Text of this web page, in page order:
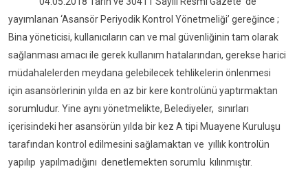
yayımlanan ‘Asansör Periyodik Kontrol Yönetmeliği’ gereğince ;
Bina yöneticisi, kullanıcıların can ve mal güvenliğinin tam olarak
sağlanması amacı ile gerek kullanım hatalarından, gerekse harici
müdahalelerden meydana gelebilecek tehlikelerin önlenmesi
için asansörlerinin yılda en az bir kere kontrolünü yaptırmaktan
sorumludur. Yine aynı yönetmelikte, Belediyeler, sınırları
içerisindeki her asansörün yılda bir kez A tipi Muayene Kuruluşu
tarafından kontrol edilmesini sağlamaktan ve yıllık kontrolün
yapılıp yapılmadığını denetlemekten sorumlu kılınmıştır.